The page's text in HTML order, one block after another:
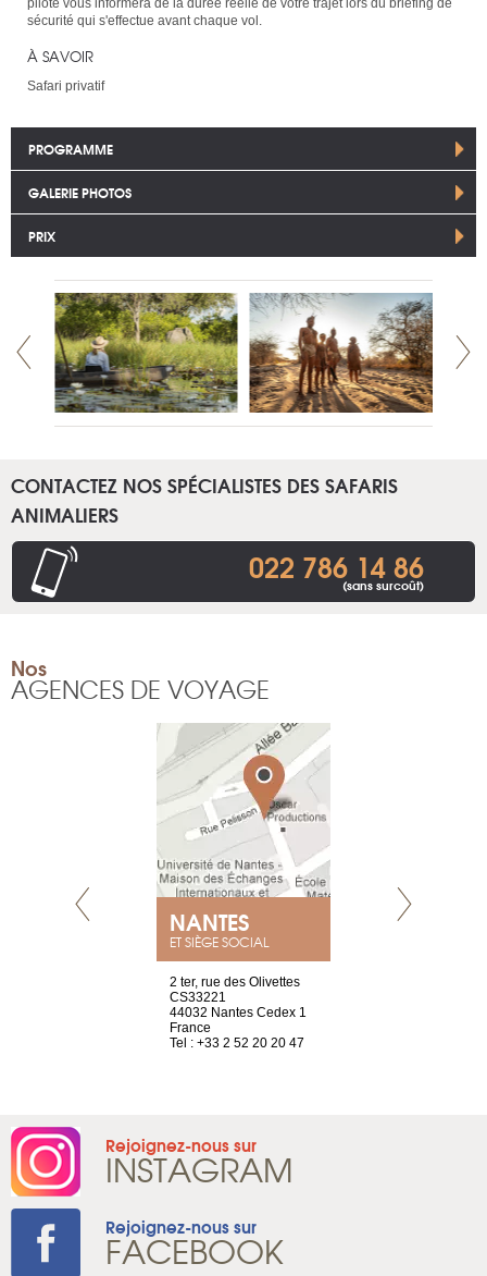
sécurité qui s'effectue avant chaque vol.
À SAVOIR
Safari privatif
PROGRAMME
GALERIE PHOTOS
PRIX
CONTACTEZ NOS SPÉCIALISTES DES SAFARIS
ANIMALIERS
022 786 14 86
(sans surcoût)
Nos
AGENCES DE VOYAGE
NANTES
ET SIÈGE SOCIAL
2 ter, rue des Olivettes
CS33221
44032 Nantes Cedex 1
France
Tel : +33 2 52 20 20 47
Rejoignez-nous sur
INSTAGRAM
Rejoignez-nous sur
FACEBOOK